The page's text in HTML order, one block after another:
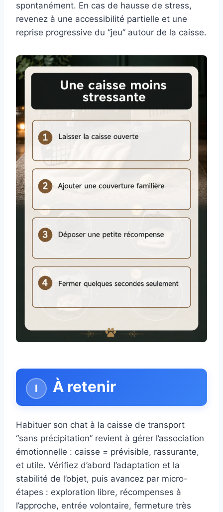
spontanément. En cas de hausse de stress,
revenez à une accessibilité partielle et une
reprise progressive du “jeu” autour de la caisse.
À retenir
Habituer son chat à la caisse de transport
“sans précipitation” revient à gérer l’association
émotionnelle : caisse = prévisible, rassurante,
et utile. Vérifiez d’abord l’adaptation et la
stabilité de l’objet, puis avancez par micro-
étapes : exploration libre, récompenses à
l’approche, entrée volontaire, fermeture très